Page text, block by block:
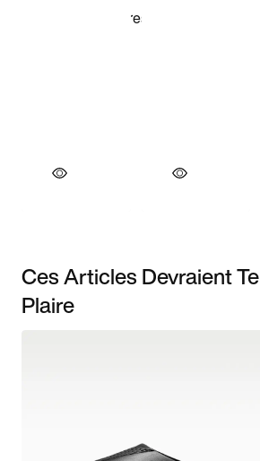
Ces Articles Devraient Te
Plaire